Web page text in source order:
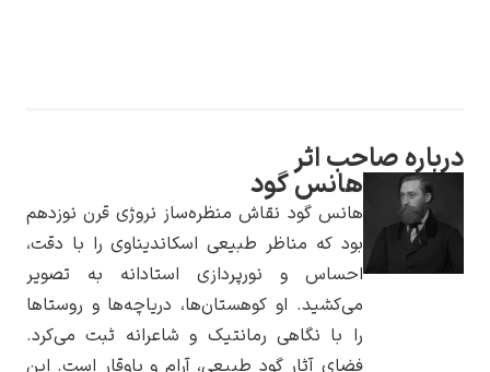
پیر آگوست رنوآر
اثر
هانس گود
هانس گود نقاش منظره‌ساز نروژی قرن نوزدهم
بود که مناظر طبیعی اسکاندیناوی را با دقت،
احساس و نورپردازی استادانه به تصویر
می‌کشید. او کوهستان‌ها، دریاچه‌ها و روستاها
را با نگاهی رمانتیک و شاعرانه ثبت می‌کرد.